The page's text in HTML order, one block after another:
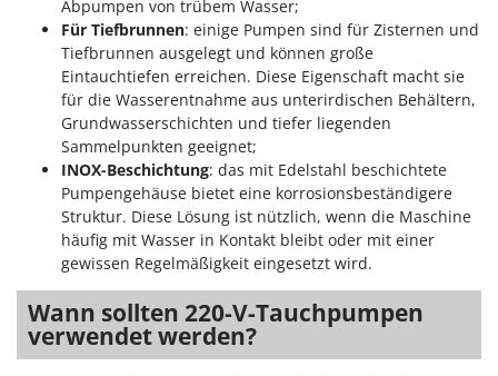
Abpumpen von trübem Wasser;
Für Tiefbrunnen: einige Pumpen sind für Zisternen und
Tiefbrunnen ausgelegt und können große
Eintauchtiefen erreichen. Diese Eigenschaft macht sie
für die Wasserentnahme aus unterirdischen Behältern,
Grundwasserschichten und tiefer liegenden
Sammelpunkten geeignet;
INOX-Beschichtung: das mit Edelstahl beschichtete
Pumpengehäuse bietet eine korrosionsbeständigere
Struktur. Diese Lösung ist nützlich, wenn die Maschine
häufig mit Wasser in Kontakt bleibt oder mit einer
gewissen Regelmäßigkeit eingesetzt wird.
Wann sollten 220-V-Tauchpumpen
verwendet werden?